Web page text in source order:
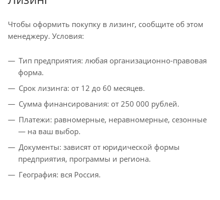
Чтобы оформить покупку в лизинг, сообщите об этом
менеджеру. Условия:
Тип предприятия: любая организационно-правовая
форма.
Срок лизинга: от 12 до 60 месяцев.
Сумма финансирования: от 250 000 рублей.
Платежи: равномерные, неравномерные, сезонные
— на ваш выбор.
Документы: зависят от юридической формы
предприятия, программы и региона.
География: вся Россия.